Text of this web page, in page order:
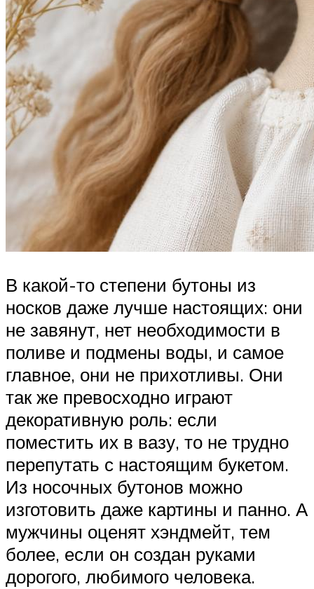
В какой-то степени бутоны из
носков даже лучше настоящих: они
не завянут, нет необходимости в
поливе и подмены воды, и самое
главное, они не прихотливы. Они
так же превосходно играют
декоративную роль: если
поместить их в вазу, то не трудно
перепутать с настоящим букетом.
Из носочных бутонов можно
изготовить даже картины и панно. А
мужчины оценят хэндмейт, тем
более, если он создан руками
дорогого, любимого человека.